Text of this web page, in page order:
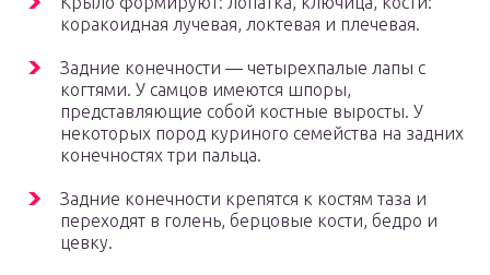
коракоидная лучевая, локтевая и плечевая.
Задние конечности — четырехпалые лапы с
когтями. У самцов имеются шпоры,
представляющие собой костные выросты. У
некоторых пород куриного семейства на задних
конечностях три пальца.
Задние конечности крепятся к костям таза и
переходят в голень, берцовые кости, бедро и
цевку.